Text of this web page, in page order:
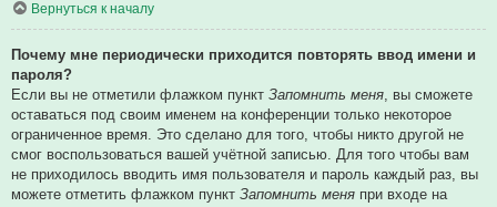
Вернуться к началу
Почему мне периодически приходится повторять ввод имени и
пароля?
Если вы не отметили флажком пункт Запомнить меня , вы сможете
оставаться под своим именем на конференции только некоторое
ограниченное время. Это сделано для того, чтобы никто другой не
смог воспользоваться вашей учётной записью. Для того чтобы вам
не приходилось вводить имя пользователя и пароль каждый раз, вы
можете отметить флажком пункт Запомнить меня при входе на